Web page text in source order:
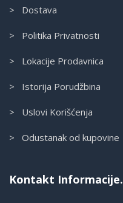
> Dostava
> Politika Privatnosti
> Lokacije Prodavnica
> Istorija Porudžbina
> Uslovi Korišćenja
> Odustanak od kupovine
Kontakt Informacije.